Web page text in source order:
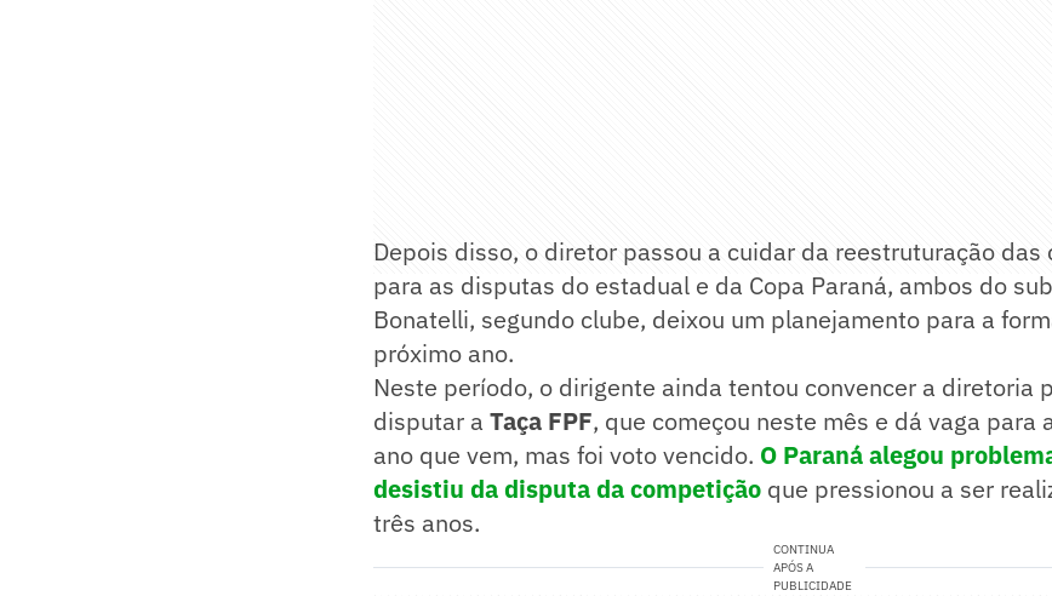
Depois disso, o diretor passou a cuidar da reestruturação das
para as disputas do estadual e da Copa Paraná, ambos do
Bonatelli, segundo clube, deixou um planejamento para a
próximo ano.
Neste período, o dirigente ainda tentou convencer a diretoria
disputar a Taça FPF, que começou neste mês e dá vaga para
ano que vem, mas foi voto vencido. O Paraná alegou
desistiu da disputa da competição que pressionou a ser
três anos.
CONTINUA
APÓS A
PUBLICIDADE